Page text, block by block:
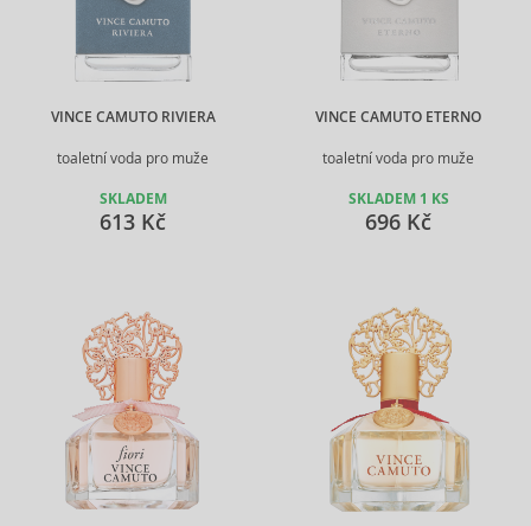
VINCE CAMUTO RIVIERA
toaletní voda pro muže
SKLADEM
613 Kč
VINCE CAMUTO ETERNO
toaletní voda pro muže
SKLADEM 1 KS
696 Kč